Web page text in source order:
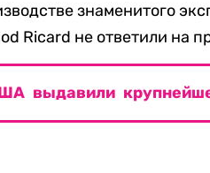
знаменитого
Ricard не ответили на
выдавили